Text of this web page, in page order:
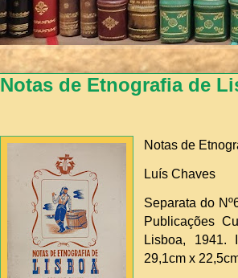
Notas de Etnografia de
Notas de
Luís Chaves
Separata do
Publicações
Lisboa, 1941.
29,1cm x